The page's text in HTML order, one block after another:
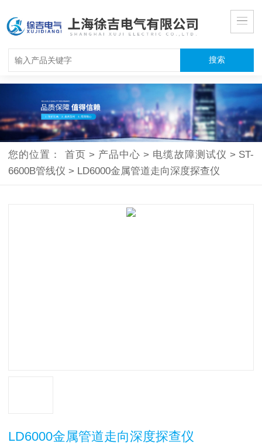
您的位置： 首页 > 产品中心 > 电缆故障测试仪 > ST-
6600B管线仪 > LD6000金属管道走向深度探查仪
LD6000金属管道走向深度探查仪